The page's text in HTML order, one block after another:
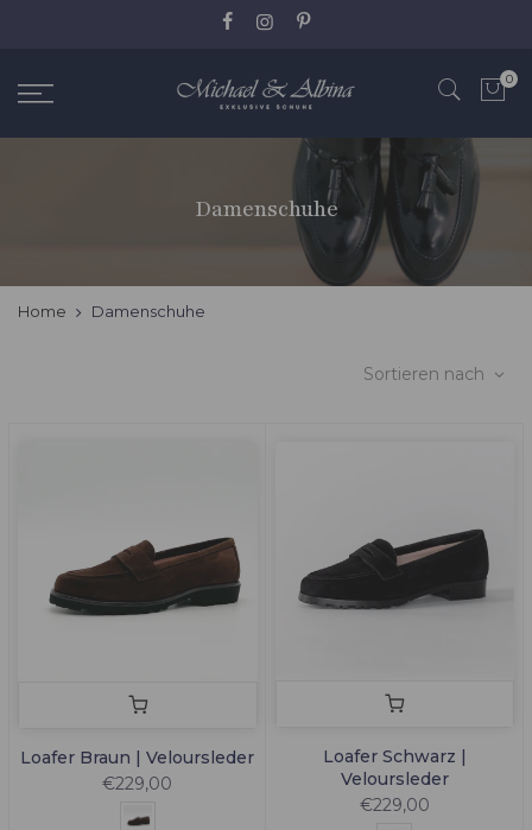
0
Damenschuhe
Home Damenschuhe
Sortieren nach
Loafer Braun | Veloursleder
€229,00
Loafer Schwarz |
Veloursleder
€229,00